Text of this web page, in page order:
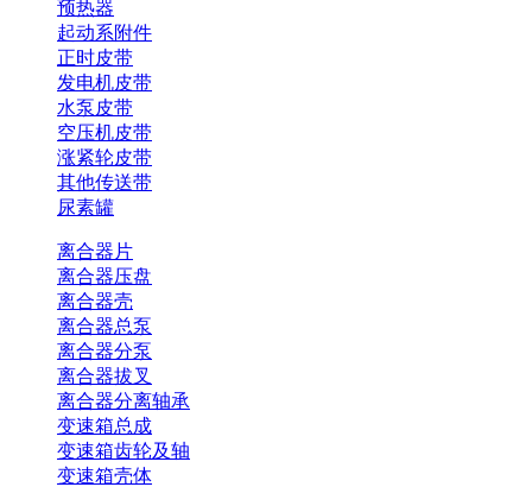
预热器
起动系附件
正时皮带
发电机皮带
水泵皮带
空压机皮带
涨紧轮皮带
其他传送带
尿素罐
离合器片
离合器压盘
离合器壳
离合器总泵
离合器分泵
离合器拔叉
离合器分离轴承
变速箱总成
变速箱齿轮及轴
变速箱壳体